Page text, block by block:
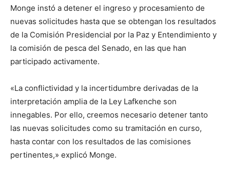
Monge instó a detener el ingreso y procesamiento de
nuevas solicitudes hasta que se obtengan los resultados
de la Comisión Presidencial por la Paz y Entendimiento y
la comisión de pesca del Senado, en las que han
participado activamente.
«La conflictividad y la incertidumbre derivadas de la
interpretación amplia de la Ley Lafkenche son
innegables. Por ello, creemos necesario detener tanto
las nuevas solicitudes como su tramitación en curso,
hasta contar con los resultados de las comisiones
pertinentes,» explicó Monge.